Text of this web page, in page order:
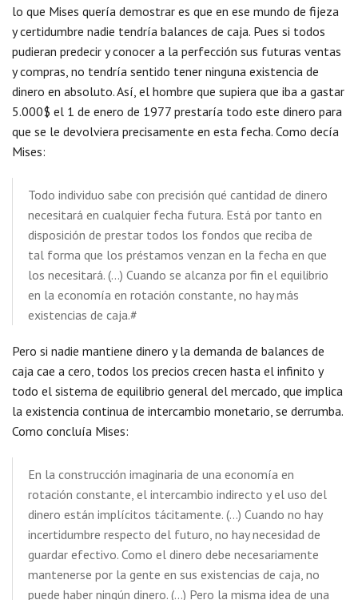
lo que Mises quería demostrar es que en ese mundo de fijeza
y certidumbre nadie tendría balances de caja. Pues si todos
pudieran predecir y conocer a la perfección sus futuras ventas
y compras, no tendría sentido tener ninguna existencia de
dinero en absoluto. Así, el hombre que supiera que iba a gastar
5.000$ el 1 de enero de 1977 prestaría todo este dinero para
que se le devolviera precisamente en esta fecha. Como decía
Mises:
Todo individuo sabe con precisión qué cantidad de dinero
necesitará en cualquier fecha futura. Está por tanto en
disposición de prestar todos los fondos que reciba de
tal forma que los préstamos venzan en la fecha en que
los necesitará. (…) Cuando se alcanza por fin el equilibrio
en la economía en rotación constante, no hay más
existencias de caja.#
Pero si nadie mantiene dinero y la demanda de balances de
caja cae a cero, todos los precios crecen hasta el infinito y
todo el sistema de equilibrio general del mercado, que implica
la existencia continua de intercambio monetario, se derrumba.
Como concluía Mises:
En la construcción imaginaria de una economía en
rotación constante, el intercambio indirecto y el uso del
dinero están implícitos tácitamente. (…) Cuando no hay
incertidumbre respecto del futuro, no hay necesidad de
guardar efectivo. Como el dinero debe necesariamente
mantenerse por la gente en sus existencias de caja, no
puede haber ningún dinero. (…) Pero la misma idea de una